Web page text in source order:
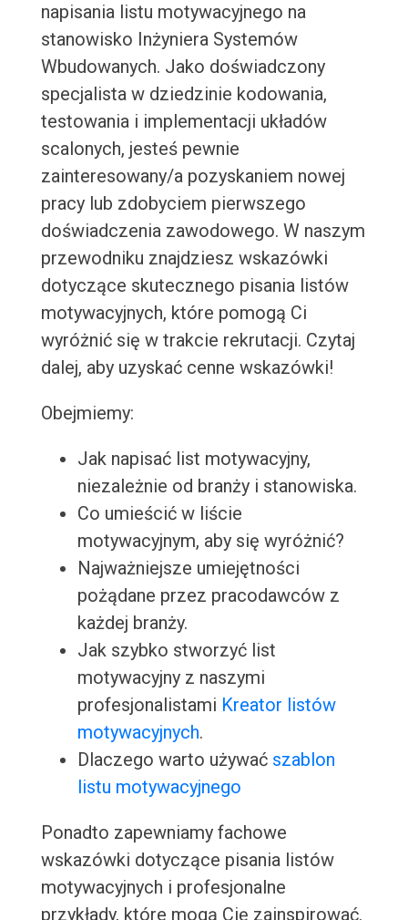
napisania listu motywacyjnego na
stanowisko Inżyniera Systemów
Wbudowanych. Jako doświadczony
specjalista w dziedzinie kodowania,
testowania i implementacji układów
scalonych, jesteś pewnie
zainteresowany/a pozyskaniem nowej
pracy lub zdobyciem pierwszego
doświadczenia zawodowego. W naszym
przewodniku znajdziesz wskazówki
dotyczące skutecznego pisania listów
motywacyjnych, które pomogą Ci
wyróżnić się w trakcie rekrutacji. Czytaj
dalej, aby uzyskać cenne wskazówki!
Obejmiemy:
Jak napisać list motywacyjny,
niezależnie od branży i stanowiska.
Co umieścić w liście
motywacyjnym, aby się wyróżnić?
Najważniejsze umiejętności
pożądane przez pracodawców z
każdej branży.
Jak szybko stworzyć list
motywacyjny z naszymi
profesjonalistami Kreator listów
motywacyjnych.
Dlaczego warto używać szablon
listu motywacyjnego
Ponadto zapewniamy fachowe
wskazówki dotyczące pisania listów
motywacyjnych i profesjonalne
przykłady, które mogą Cię zainspirować.